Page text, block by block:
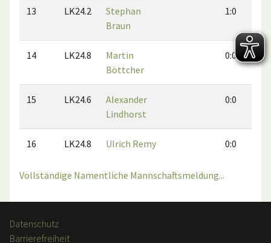
13 LK24.2
Stephan
Braun
1:0
14 LK24.8
Martin
Böttcher
0:0
15 LK24.6
Alexander
Lindhorst
0:0
16 LK24.8 Ulrich Remy 0:0
Vollständige Namentliche Mannschaftsmeldung...
Datenschutz
Barrierefreiheit